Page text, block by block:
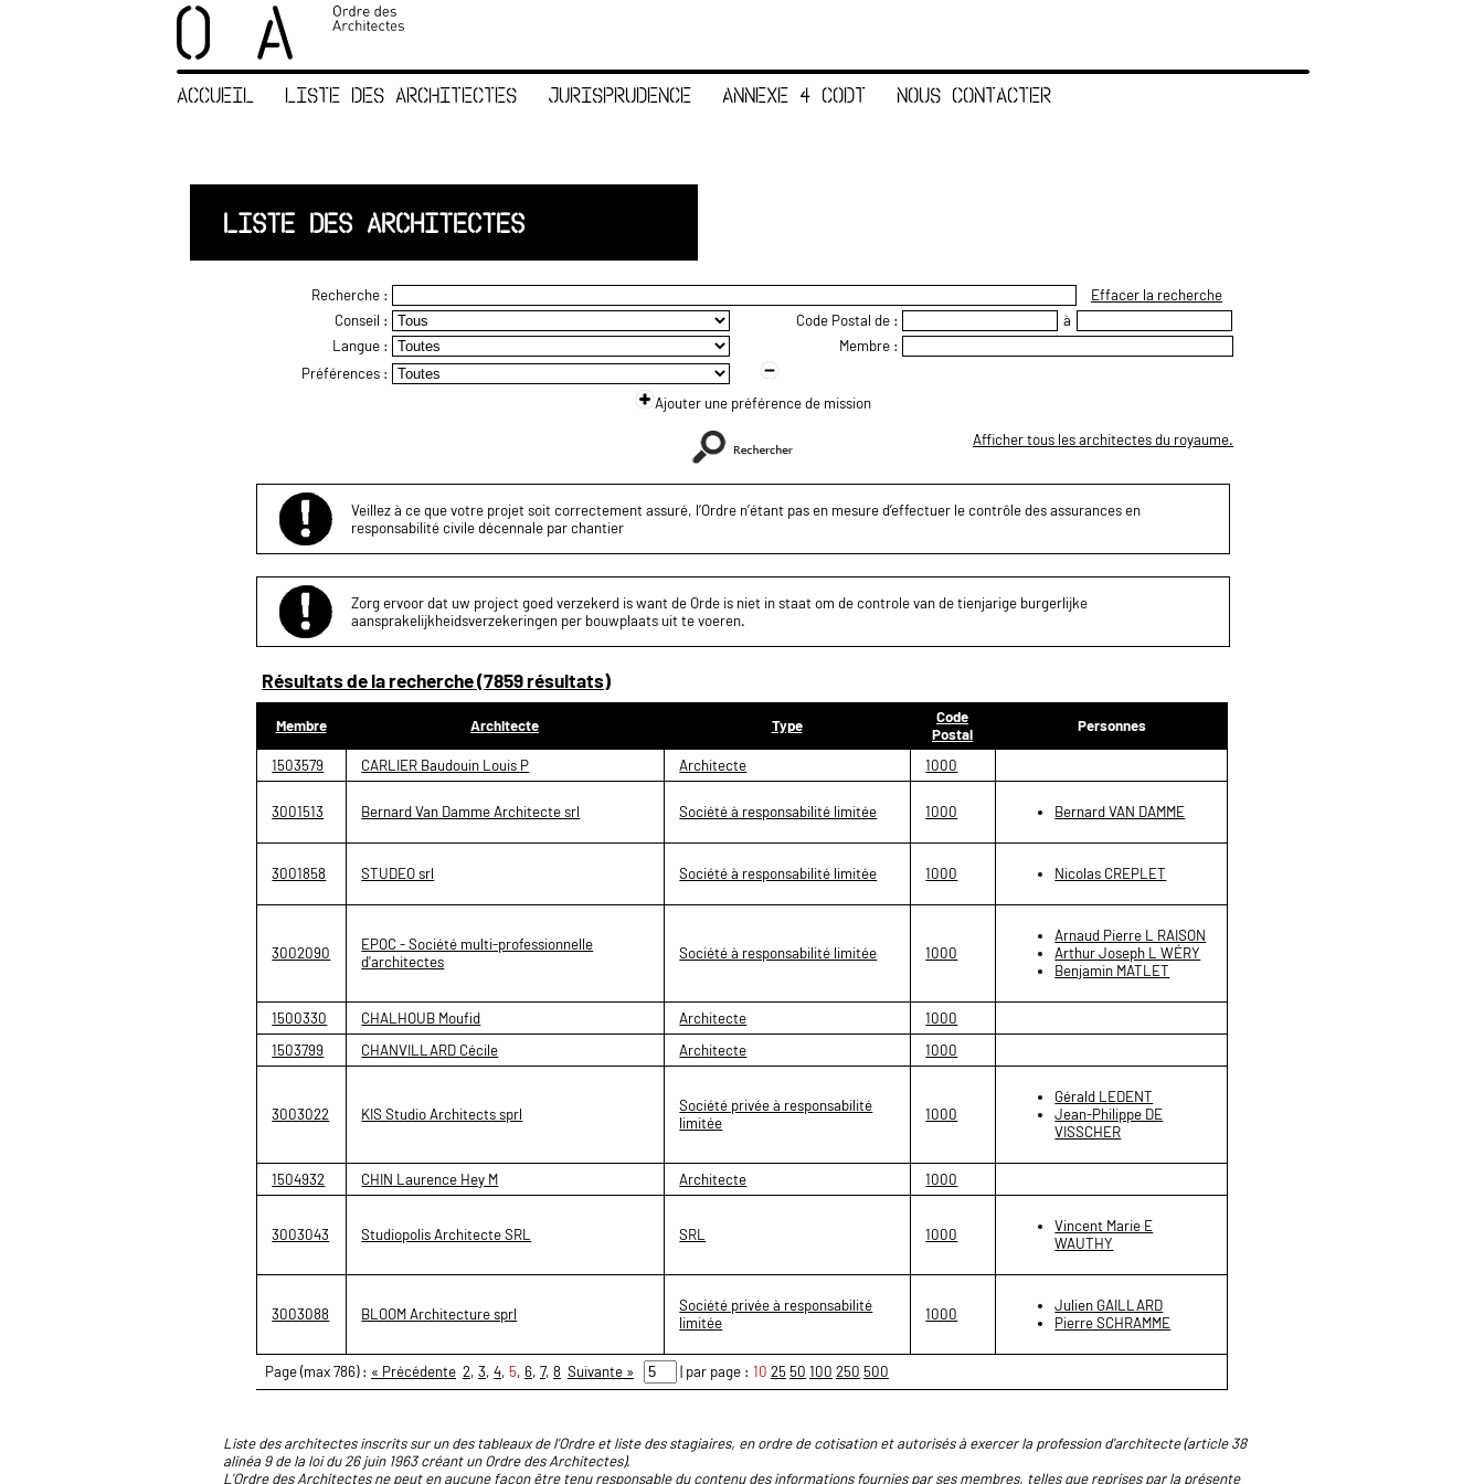
ACCUEIL LISTE DES ARCHITECTES JURISPRUDENCE ANNEXE 4 CODT NOUS CONTACTER
LISTE DES ARCHITECTES
Recherche :
Effacer la recherche
Conseil :
Code Postal de :
à
Langue :
Membre :
Préférences :
Ajouter une préférence de mission
Afficher tous les architectes du royaume.
Veillez à ce que votre projet soit correctement assuré, l’Ordre n’étant pas en mesure d’effectuer le contrôle des assurances en
responsabilité civile décennale par chantier
Zorg ervoor dat uw project goed verzekerd is want de Orde is niet in staat om de controle van de tienjarige burgerlijke
aansprakelijkheidsverzekeringen per bouwplaats uit te voeren.
Résultats de la recherche (7859 résultats)
Membre Architecte Type
Code
Postal
Personnes
1503579 CARLIER Baudouin Louis P Architecte 1000
3001513 Bernard Van Damme Architecte srl Société à responsabilité limitée 1000 Bernard VAN DAMME
3001858 STUDEO srl Société à responsabilité limitée 1000 Nicolas CREPLET
3002090
EPOC - Société multi-professionnelle
d'architectes
Société à responsabilité limitée 1000
Arnaud Pierre L RAISON
Arthur Joseph L WÉRY
Benjamin MATLET
1500330 CHALHOUB Moufid Architecte
1000
1503799
CHANVILLARD Cécile Architecte 1000
3003022 KIS Studio Architects sprl
Société privée à responsabilité
limitée
1000
Gérald LEDENT
Jean-Philippe DE
VISSCHER
1504932 CHIN Laurence Hey M Architecte 1000
3003043 Studiopolis Architecte SRL SRL 1000
Vincent Marie E
WAUTHY
3003088 BLOOM Architecture sprl
Société privée à responsabilité
limitée
1000
Julien GAILLARD
Pierre SCHRAMME
Page (max 786) : « Précédente 2, 3, 4, 5, 6, 7, 8 Suivante » | par page : 10 2550 100 250 500
Liste des architectes inscrits sur un des tableaux de l'Ordre et liste des stagiaires, en ordre de cotisation et autorisés à exercer la profession d'architecte (article 38
alinéa 9 de la loi du 26 juin 1963 créant un Ordre des Architectes).
L'Ordre des Architectes ne peut en aucune façon être tenu responsable du contenu des informations fournies par ses membres, telles que reprises par la présente